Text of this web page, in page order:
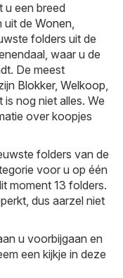
u een breed
uit de Wonen,
folders uit de
waar u de
De meest
Blokker, Welkoop,
is nog niet alles. We
over koopjes
folders van de
voor u op één
moment 13 folders.
dus aarzel niet
u voorbijgaan en
een kijkje in deze